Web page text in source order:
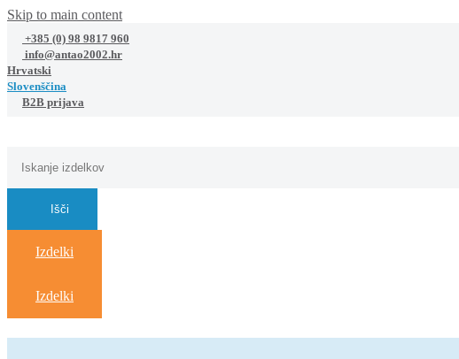
Skip to main content
+385 (0) 98 9817 960
info@antao2002.hr
Hrvatski
Slovenščina
B2B prijava
Išči
Izdelki
Izdelki